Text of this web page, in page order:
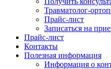
Травматолог-
Прайс-лист
Записаться на
Прайс-лист
Контакты
Полезная информация
Информация о